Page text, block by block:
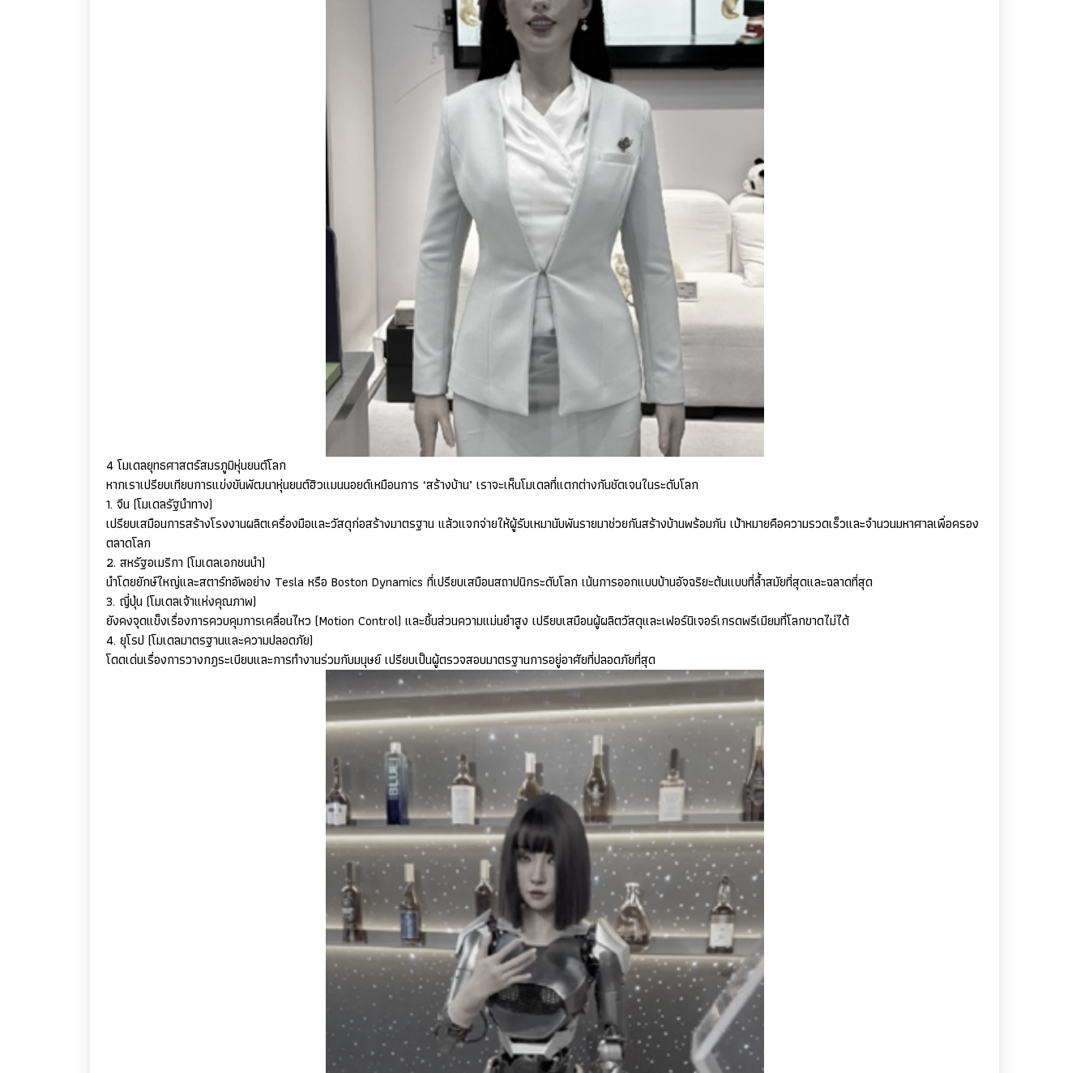
4 โมเดลยุทธศาสตร์สมรภูมิหุ่นยนต์โลก
หากเราเปรียบเทียบการแข่งขันพัฒนาหุ่นยนต์ฮิวแมนนอยด์เหมือนการ ‘สร้างบ้าน’ เราจะเห็นโมเดลที่แตกต่างกันชัดเจนในระดับโลก
1. จีน (โมเดลรัฐนำทาง)
เปรียบเสมือนการสร้างโรงงานผลิตเครื่องมือและวัสดุก่อสร้างมาตรฐาน แล้วแจกจ่ายให้ผู้รับเหมานับพันรายมาช่วยกันสร้างบ้านพร้อมกัน เป้าหมายคือความรวดเร็วและจำนวนมหาศาลเพื่อครอง
ตลาดโลก
2. สหรัฐอเมริกา (โมเดลเอกชนนำ)
นำโดยยักษ์ใหญ่และสตาร์ทอัพอย่าง Tesla หรือ Boston Dynamics ที่เปรียบเสมือนสถาปนิกระดับโลก เน้นการออกแบบบ้านอัจฉริยะต้นแบบที่ล้ำสมัยที่สุดและฉลาดที่สุด
3. ญี่ปุ่น (โมเดลเจ้าแห่งคุณภาพ)
ยังคงจุดแข็งเรื่องการควบคุมการเคลื่อนไหว (Motion Control) และชิ้นส่วนความแม่นยำสูง เปรียบเสมือนผู้ผลิตวัสดุและเฟอร์นิเจอร์เกรดพรีเมียมที่โลกขาดไม่ได้
4. ยุโรป (โมเดลมาตรฐานและความปลอดภัย)
โดดเด่นเรื่องการวางกฎระเบียบและการทำงานร่วมกับมนุษย์ เปรียบเป็นผู้ตรวจสอบมาตรฐานการอยู่อาศัยที่ปลอดภัยที่สุด